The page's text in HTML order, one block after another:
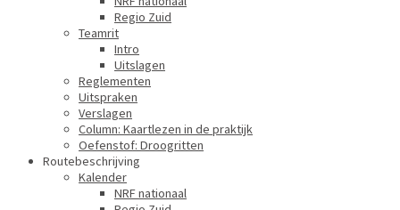
Regio Zuid
Teamrit
Intro
Uitslagen
Reglementen
Uitspraken
Verslagen
Column: Kaartlezen in de praktijk
Oefenstof: Droogritten
Routebeschrijving
Kalender
NRF nationaal